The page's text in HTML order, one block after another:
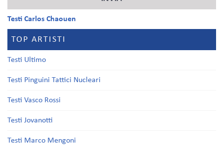
Testi Carlos Chaouen
TOP ARTISTI
Testi Ultimo
Testi Pinguini Tattici Nucleari
Testi Vasco Rossi
Testi Jovanotti
Testi Marco Mengoni